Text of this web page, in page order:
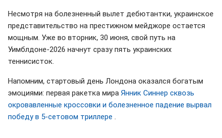
Несмотря на болезненный вылет дебютантки, украинское
представительство на престижном мейджоре остается
мощным. Уже во вторник, 30 июня, свой путь на
Уимблдоне-2026 начнут сразу пять украинских
теннисисток.
Напомним, стартовый день Лондона оказался богатым
эмоциями: первая ракетка мира Янник Синнер сквозь
окровавленные кроссовки и болезненное падение вырвал
победу в 5-сетовом триллере